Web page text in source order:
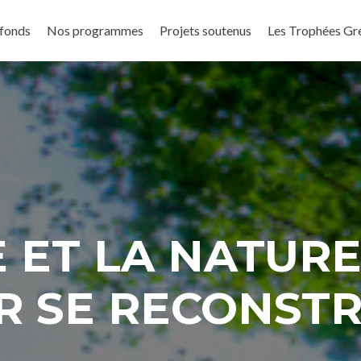
Nos programmes Projets soutenus Les Trophées
LA
SE